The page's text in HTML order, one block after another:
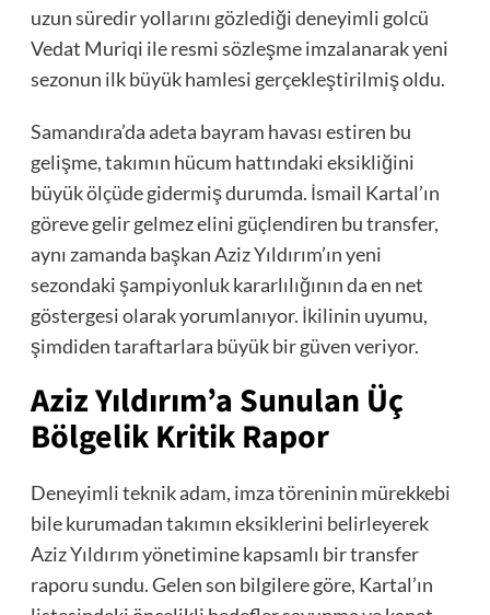
uzun süredir yollarını gözlediği deneyimli golcü
Vedat Muriqi ile resmi sözleşme imzalanarak yeni
sezonun ilk büyük hamlesi gerçekleştirilmiş oldu.
Samandıra’da adeta bayram havası estiren bu
gelişme, takımın hücum hattındaki eksikliğini
büyük ölçüde gidermiş durumda. İsmail Kartal’ın
göreve gelir gelmez elini güçlendiren bu transfer,
aynı zamanda başkan Aziz Yıldırım’ın yeni
sezondaki şampiyonluk kararlılığının da en net
göstergesi olarak yorumlanıyor. İkilinin uyumu,
şimdiden taraftarlara büyük bir güven veriyor.
Aziz Yıldırım’a Sunulan Üç
Bölgelik Kritik Rapor
Deneyimli teknik adam, imza töreninin mürekkebi
bile kurumadan takımın eksiklerini belirleyerek
Aziz Yıldırım yönetimine kapsamlı bir transfer
raporu sundu. Gelen son bilgilere göre, Kartal’ın